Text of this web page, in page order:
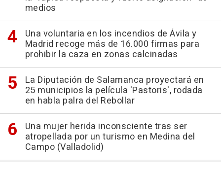
medios
Una voluntaria en los incendios de Ávila y
Madrid recoge más de 16.000 firmas para
prohibir la caza en zonas calcinadas
La Diputación de Salamanca proyectará en
25 municipios la película 'Pastoris', rodada
en habla palra del Rebollar
Una mujer herida inconsciente tras ser
atropellada por un turismo en Medina del
Campo (Valladolid)